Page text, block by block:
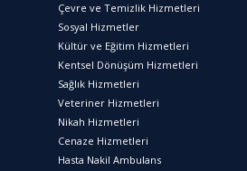
Çevre ve Temizlik Hizmetleri
Sosyal Hizmetler
Kültür ve Eğitim Hizmetleri
Kentsel Dönüşüm Hizmetleri
Sağlık Hizmetleri
Veteriner Hizmetleri
Nikah Hizmetleri
Cenaze Hizmetleri
Hasta Nakil Ambulans